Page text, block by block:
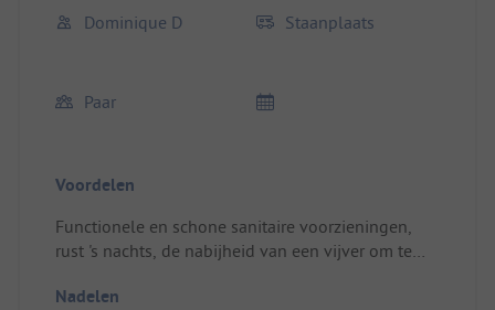
Dominique D Staanplaats
Paar
Voordelen
Functionele en schone sanitaire voorzieningen,
rust 's nachts, de nabijheid van een vijver om te
Plaats/Huisvesting: Een grote, zeer beschaduwde
Nadelen